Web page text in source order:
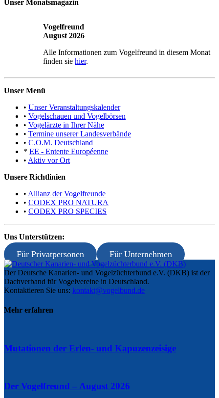
Unser Monatsmagazin
Vogelfreund
August 2026
Alle Informationen zum Vogelfreund in diesem Monat
finden sie hier.
Unser Menü
• Unser Veranstaltungskalender
• Vogelschauen und Vogelbörsen
• Vogelärzte in Ihrer Nähe
• Termine unserer Landesverbände
• C.O.M. Deutschland
* EE - Entente Européenne
• Aktiv vor Ort
Unsere Richtlinien
• Allianz der Vogelfreunde
• CODEX PRO NATURA
• CODEX PRO SPECIES
Uns Unterstützen:
Für Privatpersonen Für Unternehmen
Der Deutsche Kanarien- und Vogelzüchterbund e.V. (DKB) ist der
Dachverband für Vogelvereine in Deutschland.
Kontaktieren Sie uns: kontakt@vogelbund.de
Mehr erfahren
Mutationen der Erlen- und Kapuzenzeisige
Der Vogelfreund – August 2026